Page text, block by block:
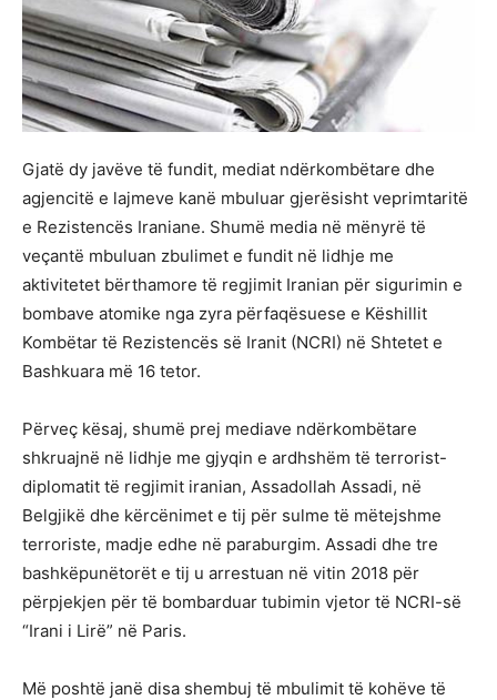
Gjatë dy javëve të fundit, mediat ndërkombëtare dhe
agjencitë e lajmeve kanë mbuluar gjerësisht veprimtaritë
e Rezistencës Iraniane. Shumë media në mënyrë të
veçantë mbuluan zbulimet e fundit në lidhje me
aktivitetet bërthamore të regjimit Iranian për sigurimin e
bombave atomike nga zyra përfaqësuese e Këshillit
Kombëtar të Rezistencës së Iranit (NCRI) në Shtetet e
Bashkuara më 16 tetor.
Përveç kësaj, shumë prej mediave ndërkombëtare
shkruajnë në lidhje me gjyqin e ardhshëm të terrorist-
diplomatit të regjimit iranian, Assadollah Assadi, në
Belgjikë dhe kërcënimet e tij për sulme të mëtejshme
terroriste, madje edhe në paraburgim. Assadi dhe tre
bashkëpunëtorët e tij u arrestuan në vitin 2018 për
përpjekjen për të bombarduar tubimin vjetor të NCRI-së
“Irani i Lirë” në Paris.
Më poshtë janë disa shembuj të mbulimit të kohëve të